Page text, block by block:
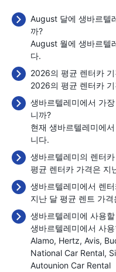
August 달에 생바르텔
까?
August 월에 생바르텔
다.
2026의 평균 렌터카
2026의 평균 렌터카
생바르텔레미에서 가
니까?
현재 생바르텔레미에
니다.
생바르텔레미의 렌터
평균 렌터카 가격은 지
생바르텔레미에서 렌
지난 달 평균 렌트 가격
생바르텔레미에 사용
생바르텔레미에서 사
Alamo Hertz Avis
National Car Rental
Autounion Car Rental